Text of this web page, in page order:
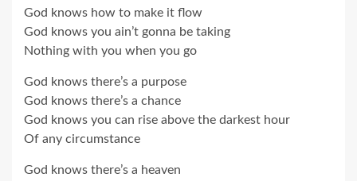
God knows how to make it flow
God knows you ain’t gonna be taking
Nothing with you when you go
God knows there’s a purpose
God knows there’s a chance
God knows you can rise above the darkest hour
Of any circumstance
God knows there’s a heaven